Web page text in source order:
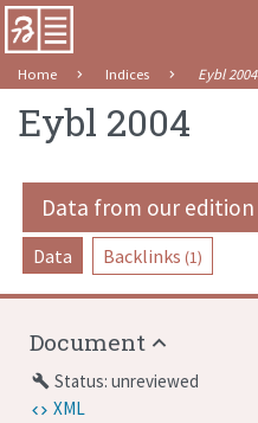
Home Indices Eybl 2004
Eybl 2004
Data from our edition
Data Backlinks (1)
Document
build Status: unreviewed
XML